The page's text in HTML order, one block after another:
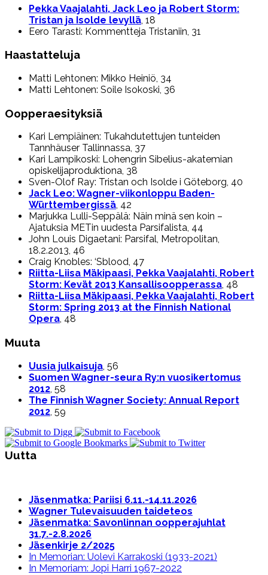
Pekka Vaajalahti, Jack Leo ja Robert Storm:
Tristan ja Isolde levyllä , 18
Eero Tarasti: Kommentteja Tristaniin, 31
Haastatteluja
Matti Lehtonen: Mikko Heiniö, 34
Matti Lehtonen: Soile Isokoski, 36
Oopperaesityksiä
Kari Lempiäinen: Tukahdutettujen tunteiden
Tannhäuser Tallinnassa, 37
Kari Lampikoski: Lohengrin Sibelius-akatemian
opiskelijaproduktiona, 38
Sven-Olof Ray: Tristan och Isolde i Göteborg, 40
Jack Leo: Wagner-viikonloppu Baden-
Württembergissä, 42
Marjukka Lulli-Seppälä: Näin minä sen koin –
Ajatuksia METin uudesta Parsifalista, 44
John Louis Digaetani: Parsifal, Metropolitan,
18.2.2013, 46
Craig Knobles: ‘Sblood, 47
Riitta-Liisa Mäkipaasi, Pekka Vaajalahti, Robert
Storm: Kevät 2013 Kansallisoopperassa, 48
Riitta-Liisa Mäkipaasi, Pekka Vaajalahti, Robert
Storm: Spring 2013 at the Finnish National
Opera, 48
Muuta
Uusia julkaisuja, 56
Suomen Wagner-seura Ry:n vuosikertomus
2012, 58
The Finnish Wagner Society: Annual Report
2012, 59
Uutta
Jäsenmatka: Pariisi 6.11.-14.11.2026
Wagner Tulevaisuuden taideteos
Jäsenmatka: Savonlinnan oopperajuhlat
31.7.-2.8.2026
Jäsenkirje 2/2025
In Memorian: Uolevi Karrakoski (1933-2021)
In Memoriam: Jopi Harri 1967-2022